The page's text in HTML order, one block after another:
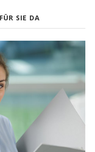
SIE DA